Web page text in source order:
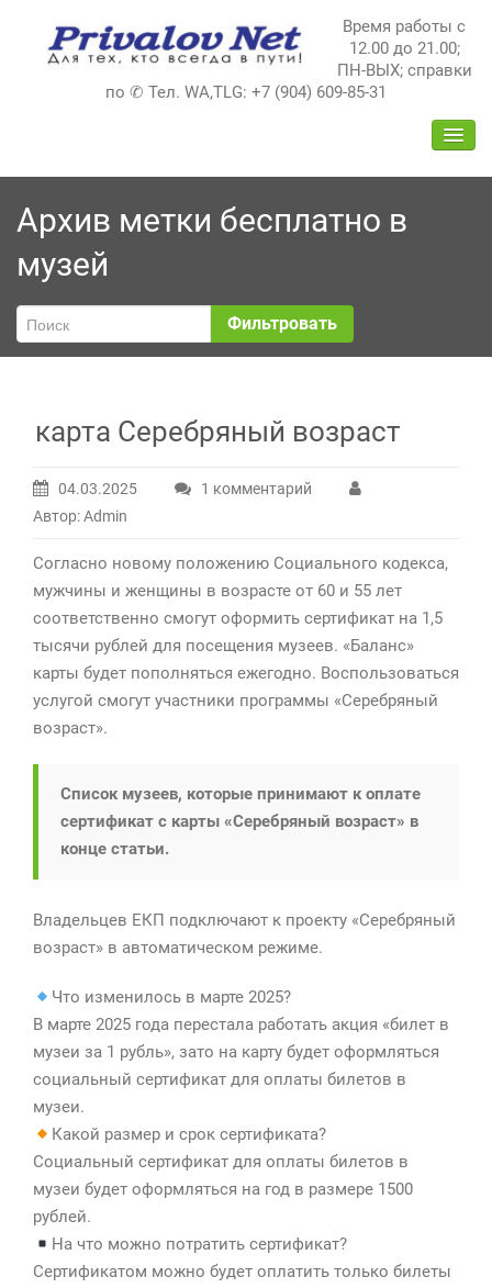
содержимому
Время работы с
12.00 до 21.00;
ПН-ВЫХ; справки
по ✆ Тел. WA,TLG: +7 (904) 609-85-31
Архив метки бесплатно в
музей
Фильтровать
карта Серебряный возраст
04.03.2025 1 комментарий
Серебряный
Автор: Admin
Согласно новому положению Социального кодекса,
мужчины и женщины в возрасте от 60 и 55 лет
соответственно смогут оформить сертификат на 1,5
тысячи рублей для посещения музеев. «Баланс»
карты будет пополняться ежегодно. Воспользоваться
услугой смогут участники программы «Серебряный
возраст».
Список музеев, которые принимают к оплате
сертификат с карты «Серебряный возраст» в
конце статьи.
Владельцев ЕКП подключают к проекту «Серебряный
возраст» в автоматическом режиме.
Что изменилось в марте 2025?
В марте 2025 года перестала работать акция «билет в
музеи за 1 рубль», зато на карту будет оформляться
социальный сертификат для оплаты билетов в
музеи.
Какой размер и срок сертификата?
Социальный сертификат для оплаты билетов в
музеи будет оформляться на год в размере 1500
рублей.
На что можно потратить сертификат?
Сертификатом можно будет оплатить только билеты